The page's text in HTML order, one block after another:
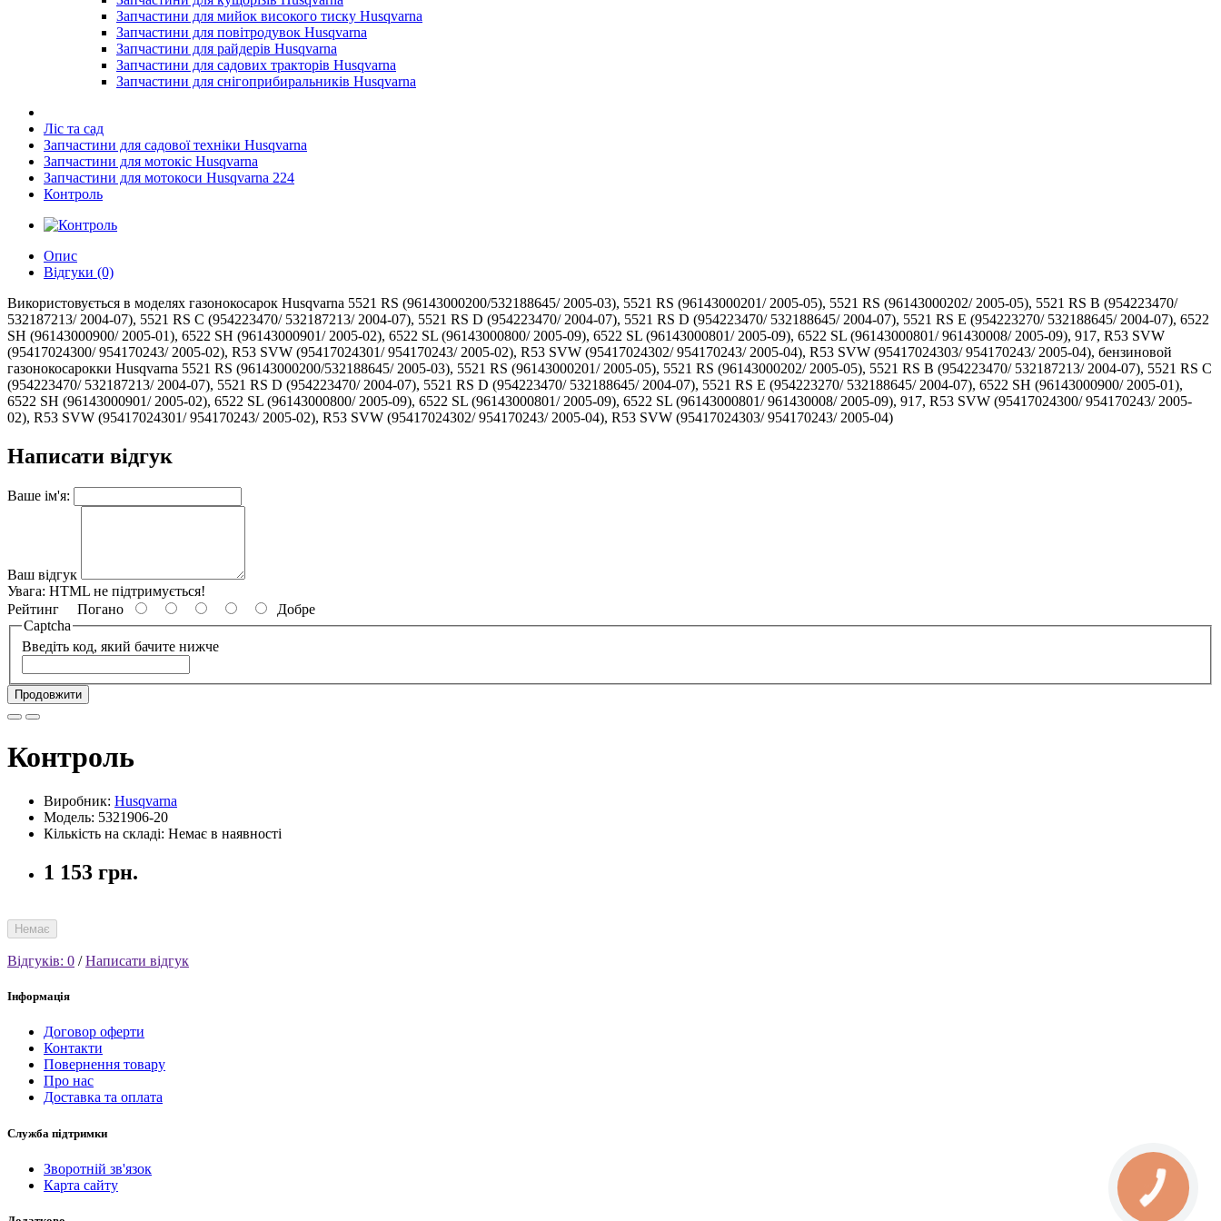
Запчастини для мийок високого тиску Husqvarna
Запчастини для повітродувок Husqvarna
Запчастини для райдерів Husqvarna
Запчастини для садових тракторів Husqvarna
Запчастини для снігоприбиральників Husqvarna
Ліс та сад
Запчастини для садової техніки Husqvarna
Запчастини для мотокіс Husqvarna
Запчастини для мотокоси Husqvarna 224
Контроль
Опис
Відгуки (0)
Використовується в моделях газонокосарок Husqvarna 5521 RS (96143000200/532188645/ 2005-03), 5521 RS (96143000201/ 2005-05), 5521 RS (96143000202/ 2005-05), 5521 RS B (954223470/
532187213/ 2004-07), 5521 RS C (954223470/ 532187213/ 2004-07), 5521 RS D (954223470/ 2004-07), 5521 RS D (954223470/ 532188645/ 2004-07), 5521 RS E (954223270/ 532188645/ 2004-07), 6522
SH (96143000900/ 2005-01), 6522 SH (96143000901/ 2005-02), 6522 SL (96143000800/ 2005-09), 6522 SL (96143000801/ 2005-09), 6522 SL (96143000801/ 961430008/ 2005-09), 917, R53 SVW
(95417024300/ 954170243/ 2005-02), R53 SVW (95417024301/ 954170243/ 2005-02), R53 SVW (95417024302/ 954170243/ 2005-04), R53 SVW (95417024303/ 954170243/ 2005-04), бензиновой
газонокосарокки Husqvarna 5521 RS (96143000200/532188645/ 2005-03), 5521 RS (96143000201/ 2005-05), 5521 RS (96143000202/ 2005-05), 5521 RS B (954223470/ 532187213/ 2004-07), 5521 RS C
(954223470/ 532187213/ 2004-07), 5521 RS D (954223470/ 2004-07), 5521 RS D (954223470/ 532188645/ 2004-07), 5521 RS E (954223270/ 532188645/ 2004-07), 6522 SH (96143000900/ 2005-01),
6522 SH (96143000901/ 2005-02), 6522 SL (96143000800/ 2005-09), 6522 SL (96143000801/ 2005-09), 6522 SL (96143000801/ 961430008/ 2005-09), 917, R53 SVW (95417024300/ 954170243/ 2005-
02), R53 SVW (95417024301/ 954170243/ 2005-02), R53 SVW (95417024302/ 954170243/ 2005-04), R53 SVW (95417024303/ 954170243/ 2005-04)
Написати відгук
Ваше ім'я:
Ваш відгук
Увага: HTML не підтримується!
Рейтинг Погано
Добре
Captcha
Введіть код, який бачите нижче
Продовжити
Контроль
Виробник: Husqvarna
Модель: 5321906-20
Кількість на складі: Немає в наявності
1 153 грн.
Немає
Відгуків: 0 /Написати відгук
Інформація
Договор оферти
Контакти
Повернення товару
Про нас
Доставка та оплата
Служба підтримки
Зворотній зв'язок
Карта сайту